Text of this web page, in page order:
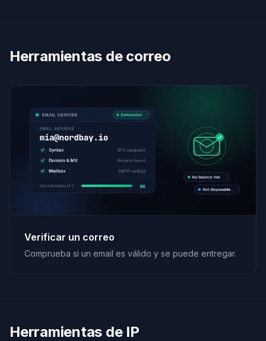
Herramientas de correo
Verificar un correo
Comprueba si un email es válido y se puede entregar.
Herramientas de IP